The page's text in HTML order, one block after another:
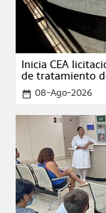
Inicia CEA
de tratamiento
date_range 08-Ago-2026